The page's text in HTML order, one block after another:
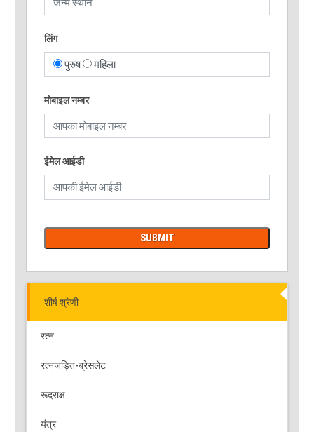
लिंग
पुरुष महिला
मोबाइल नम्बर
ईमेल आईडी
शीर्ष श्रेणी
रत्न
रत्नजड़ित-ब्रेसलेट
रूद्राक्ष
यंत्र